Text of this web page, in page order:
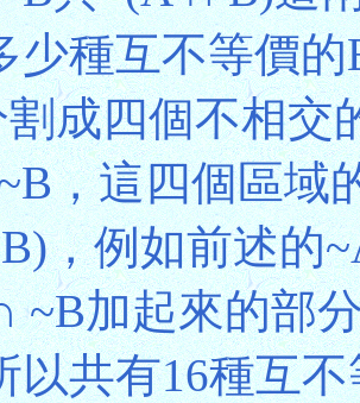
少種互不等價
成四個不相交
，這四個區域
，例如前述的
~B加起來的部
以共有16種互